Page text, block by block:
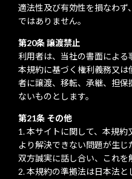
適法性及び有効性を損なわず
ではありません。
第20条 譲渡禁止
利用者は、当社の書面による
本規約に基づく権利義務又
者に譲渡、移転、承継、担保
ないものとします。
第21条 その他
本サイトに関して、本規約
より解決できない問題が生
双方誠実に話し合い、これを
本規約の準拠法は日本法と